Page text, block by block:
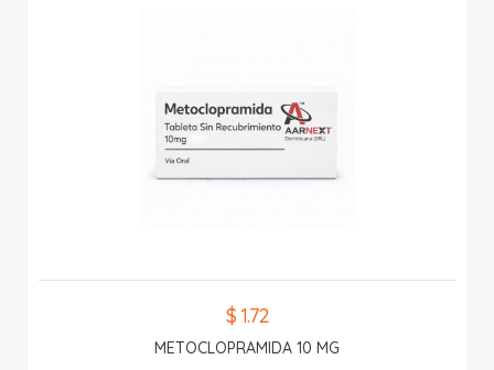
$ 1.72
METOCLOPRAMIDA 10 MG